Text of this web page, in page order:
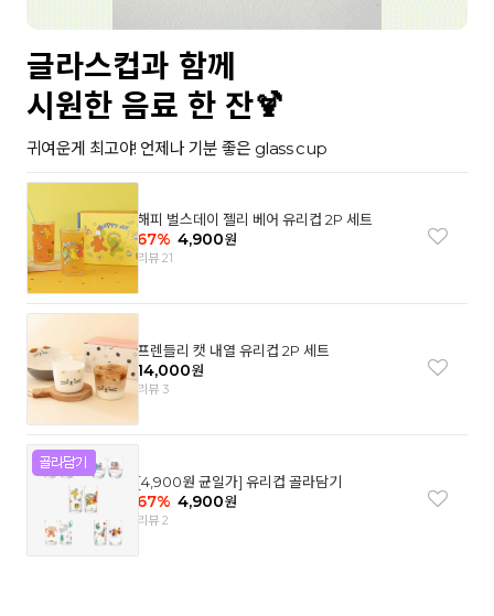
글라스컵과 함께
시원한 음료 한 잔🍹
귀여운게 최고야! 언제나 기분 좋은 glass cup
해피 벌스데이 젤리 베어 유리컵 2P 세트
67% 4,900원
리뷰 21
프렌들리 캣 내열 유리컵 2P 세트
14,000원
리뷰 3
[4,900원 균일가] 유리컵 골라담기
67% 4,900원
리뷰 2